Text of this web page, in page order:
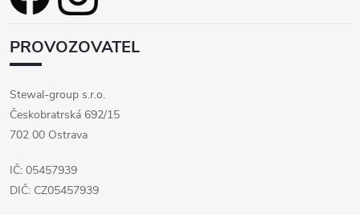
PROVOZOVATEL
Stewal-group s.r.o.
Českobratrská 692/15
702 00 Ostrava
IČ: 05457939
DIČ: CZ05457939